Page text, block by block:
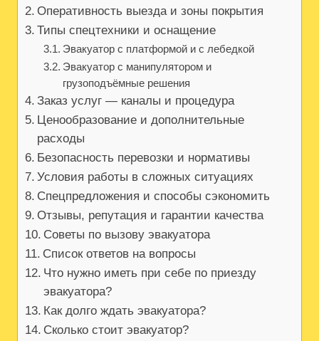
Оперативность выезда и зоны покрытия
Типы спецтехники и оснащение
Эвакуатор с платформой и с лебедкой
Эвакуатор с манипулятором и
грузоподъёмные решения
Заказ услуг — каналы и процедура
Ценообразование и дополнительные
расходы
Безопасность перевозки и нормативы
Условия работы в сложных ситуациях
Спецпредложения и способы сэкономить
Отзывы, репутация и гарантии качества
Советы по вызову эвакуатора
Список ответов на вопросы
Что нужно иметь при себе по приезду
эвакуатора?
Как долго ждать эвакуатора?
Сколько стоит эвакуатор?